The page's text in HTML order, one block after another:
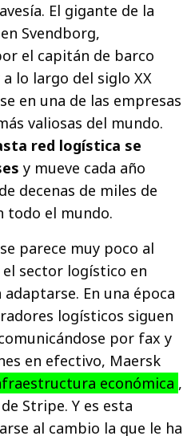
El gigante de la
Svendborg,
el capitán de barco
lo largo del siglo XX
en una de las empresas
valiosas del mundo.
red logística se
y mueve cada año
decenas de miles de
todo el mundo.
parece muy poco al
sector logístico en
En una época
logísticos siguen
por fax y
en efectivo, Maersk
económica ,
Stripe. Y es esta
al cambio la que le ha